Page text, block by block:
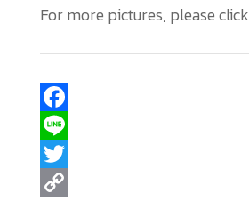
For more pictures, please click
F
a
c
L
T